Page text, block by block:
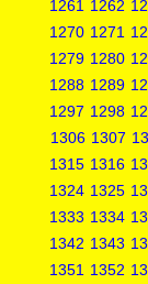
1261 1262
1270 1271
1279 1280
1288 1289
1297 1298
1306 1307
1315 1316
1324 1325
1333 1334
1342 1343
1351 1352